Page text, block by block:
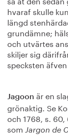
hvaraf skulle
längd
grundämne;
och utvärtes
skiljer sig
specksten
Jagoon är en
grönaktig. Se
och 1768, s. 60,
som Jargon de